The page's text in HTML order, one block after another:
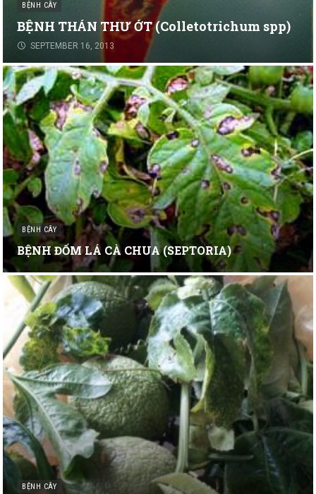
BỆNH CÂY
BỆNH THÁN THƯ ỚT (Colletotrichum spp)
SEPTEMBER 16, 2013
BỆNH CÂY
BỆNH ĐỐM LÁ CÀ CHUA (SEPTORIA)
BỆNH CÂY